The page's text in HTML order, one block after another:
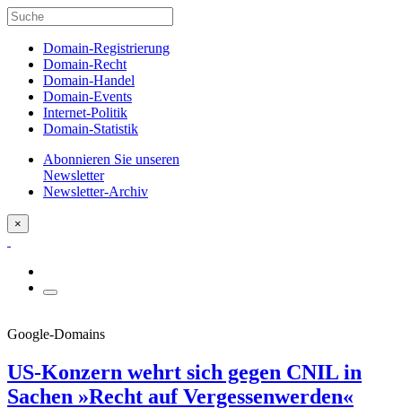
Domain-Registrierung
Domain-Recht
Domain-Handel
Domain-Events
Internet-Politik
Domain-Statistik
Abonnieren Sie unseren
Newsletter
Newsletter-Archiv
×
Google-Domains
US-Konzern wehrt sich gegen CNIL in
Sachen »Recht auf Vergessenwerden«